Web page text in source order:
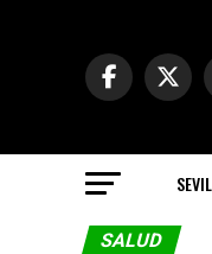
SALUD